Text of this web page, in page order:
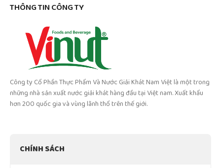
THÔNG TIN CÔNG TY
Công ty Cổ Phần Thực Phẩm Và Nước Giải Khát Nam Việt là một trong
những nhà sản xuất nước giải khát hàng đầu tại Việt nam. Xuất khẩu
hơn 200 quốc gia và vùng lãnh thổ trên thế giới.
CHÍNH SÁCH